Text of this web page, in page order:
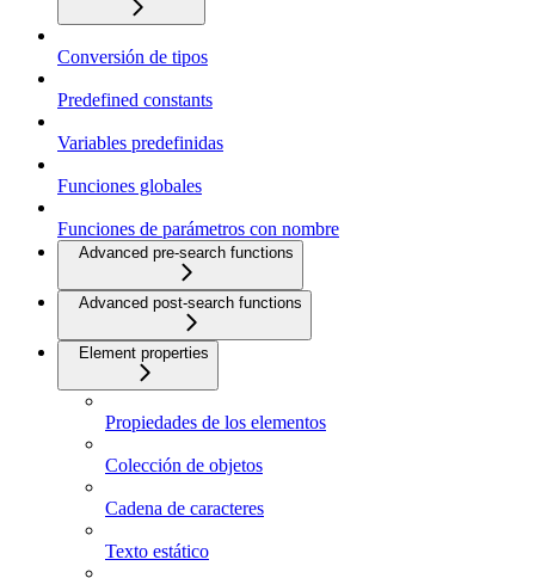
Conversión de tipos
Predefined constants
Variables predefinidas
Funciones globales
Funciones de parámetros con nombre
Advanced pre-search functions
Advanced post-search functions
Element properties
Propiedades de los elementos
Colección de objetos
Cadena de caracteres
Texto estático